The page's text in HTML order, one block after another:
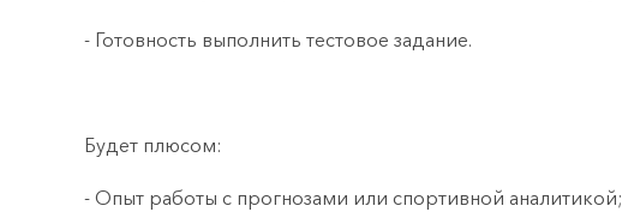
- Готовность выполнить тестовое задание.
Будет плюсом:
- Опыт работы с прогнозами или спортивной аналитикой;